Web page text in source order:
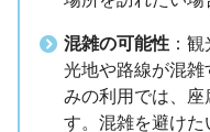
混雑の可能性 ：
光地や路線が混
みの利用では、座
す。混雑を避け